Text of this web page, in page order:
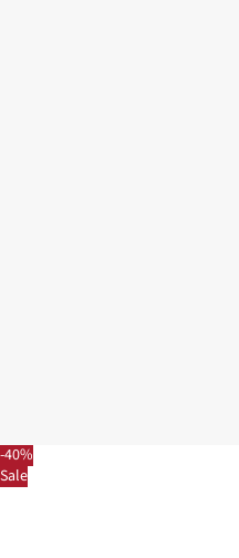
-40%
Sale